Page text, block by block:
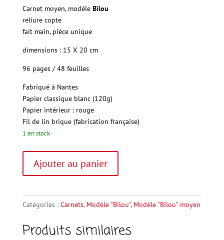
Carnet moyen, modèle Bilou
reliure copte
fait main, pièce unique
dimensions : 15 X 20 cm
96 pages / 48 feuilles
Fabriqué à Nantes
Papierclassique blanc (120g)
Papier intérieur : rouge
Filde lin brique (fabrication française)
1 en stock
"Bilou"
18
Ajouter au panier
r
a
t
Catégories : Carnets, Modèle "Bilou", Modèle "Bilou" moyen
Produits similaires